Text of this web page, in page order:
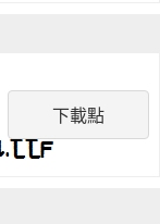
下載點